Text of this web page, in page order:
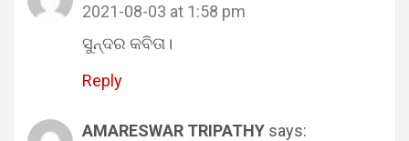
2021-08-03 at 1:58 pm
ସୁନ୍ଦର କବିତା।
Reply
AMARESWAR TRIPATHY says: